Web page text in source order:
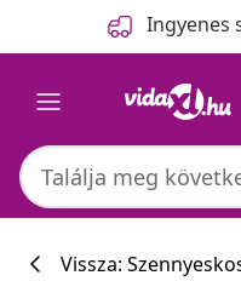
Ingyenes
Vissza: